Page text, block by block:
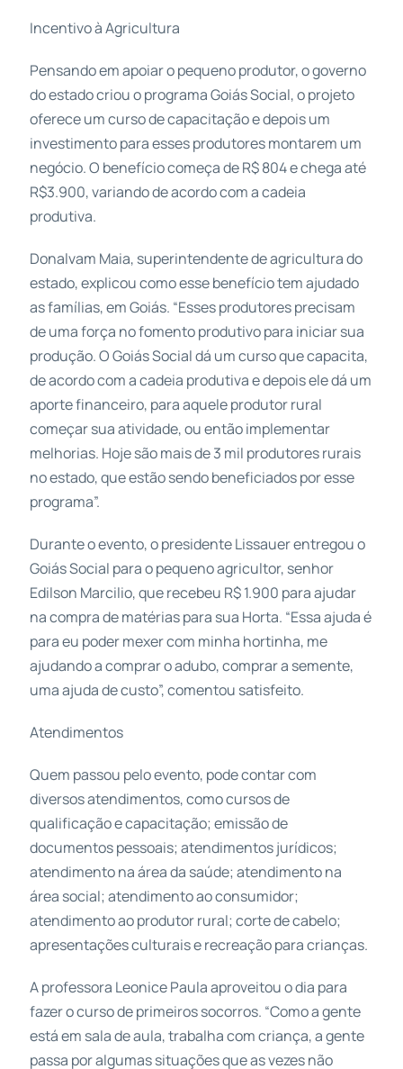
Incentivo à Agricultura
Pensando em apoiar o pequeno produtor, o governo
do estado criou o programa Goiás Social, o projeto
oferece um curso de capacitação e depois um
investimento para esses produtores montarem um
negócio. O benefício começa de R$ 804 e chega até
R$3.900, variando de acordo com a cadeia
produtiva.
Donalvam Maia, superintendente de agricultura do
estado, explicou como esse benefício tem ajudado
as famílias, em Goiás. “Esses produtores precisam
de uma força no fomento produtivo para iniciar sua
produção. O Goiás Social dá um curso que capacita,
de acordo com a cadeia produtiva e depois ele dá um
aporte financeiro, para aquele produtor rural
começar sua atividade, ou então implementar
melhorias. Hoje são mais de 3 mil produtores rurais
no estado, que estão sendo beneficiados por esse
programa”.
Durante o evento, o presidente Lissauer entregou o
Goiás Social para o pequeno agricultor, senhor
Edilson Marcilio, que recebeu R$ 1.900 para ajudar
na compra de matérias para sua Horta. “Essa ajuda é
para eu poder mexer com minha hortinha, me
ajudando a comprar o adubo, comprar a semente,
uma ajuda de custo”, comentou satisfeito.
Atendimentos
Quem passou pelo evento, pode contar com
diversos atendimentos, como cursos de
qualificação e capacitação; emissão de
documentos pessoais; atendimentos jurídicos;
atendimento na área da saúde; atendimento na
área social; atendimento ao consumidor;
atendimento ao produtor rural; corte de cabelo;
apresentações culturais e recreação para crianças.
A professora Leonice Paula aproveitou o dia para
fazer o curso de primeiros socorros. “Como a gente
está em sala de aula, trabalha com criança, a gente
passa por algumas situações que as vezes não